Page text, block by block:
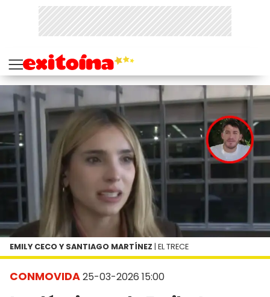
CONMOVIDA25-03-2026 15:00
EMILY CECO Y SANTIAGO MARTÍNEZ | EL TRECE